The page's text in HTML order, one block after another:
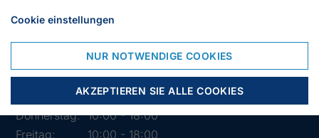
10:00 - 18:00
Dienstag:
10:00 - 18:00
10:00 - 18:00
Donnerstag: 10:00 - 18:00
Freitag:
10:00 - 18:00
Cookie einstellungen
NUR NOTWENDIGE COOKIES
AKZEPTIEREN SIE ALLE COOKIES